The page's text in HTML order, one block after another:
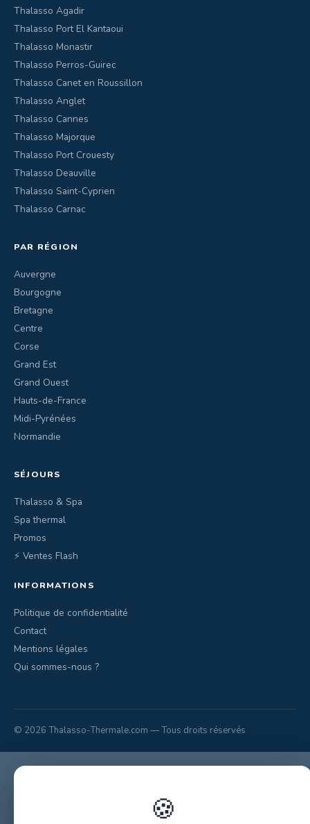
Thalasso Agadir
Thalasso Port El Kantaoui
Thalasso Monastir
Thalasso Perros-Guirec
Thalasso Canet en Roussillon
Thalasso Anglet
Thalasso Cannes
Thalasso Majorque
Thalasso Port Crouesty
Thalasso Deauville
Thalasso Saint-Cyprien
Thalasso Carnac
PAR RÉGION
Auvergne
Bourgogne
Bretagne
Centre
Corse
Grand Est
Grand Ouest
Hauts-de-France
Midi-Pyrénées
Normandie
SÉJOURS
Thalasso & Spa
Spa thermal
Promos
⚡ Ventes Flash
INFORMATIONS
Politique de confidentialité
Contact
Mentions légales
Qui sommes-nous ?
© 2026 Thalasso-Thermale.com — Tous droits réservés
🍪